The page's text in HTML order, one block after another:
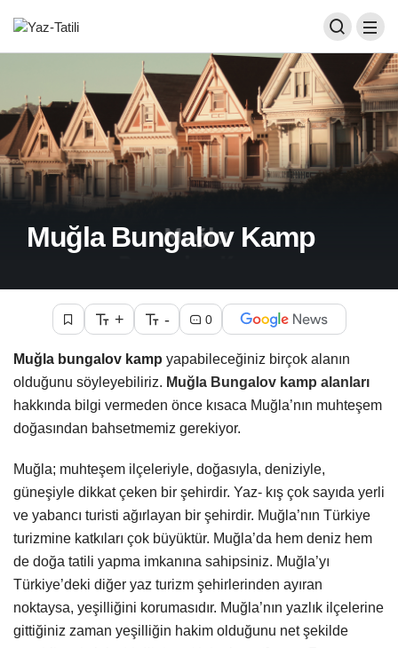
Muğla Bungalov Kamp
+ - 0
Muğla bungalov kamp yapabileceğiniz birçok alanın
olduğunu söyleyebiliriz. Muğla Bungalov kamp alanları
hakkında bilgi vermeden önce kısaca Muğla’nın muhteşem
doğasından bahsetmemiz gerekiyor.
Muğla; muhteşem ilçeleriyle, doğasıyla, deniziyle,
güneşiyle dikkat çeken bir şehirdir. Yaz- kış çok sayıda yerli
ve yabancı turisti ağırlayan bir şehirdir. Muğla’nın Türkiye
turizmine katkıları çok büyüktür. Muğla’da hem deniz hem
de doğa tatili yapma imkanına sahipsiniz. Muğla’yı
Türkiye’deki diğer yaz turizm şehirlerinden ayıran
noktaysa, yeşilliğini korumasıdır. Muğla’nın yazlık ilçelerine
gittiğiniz zaman yeşilliğin hakim olduğunu net şekilde